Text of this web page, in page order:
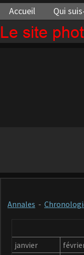
Le site
Accueil Qui
Annales -
janvier